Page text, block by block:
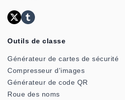
Outils de classe
Générateur de cartes de sécurité
Compresseur d'images
Générateur de code QR
Roue des noms